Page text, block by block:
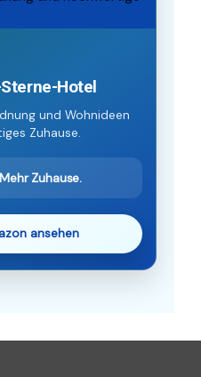
Hotel
und Wohnideen
Zuhause.
Zuhause.
ansehen